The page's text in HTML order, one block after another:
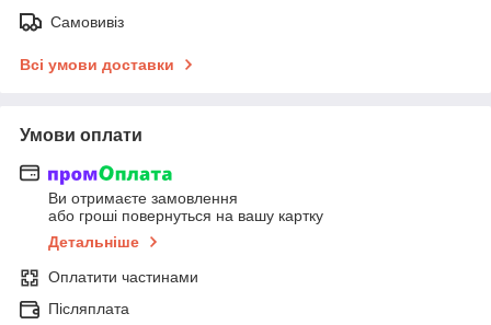
Самовивіз
Всі умови доставки
Умови оплати
Ви отримаєте замовлення
або гроші повернуться на вашу картку
Детальніше
Оплатити частинами
Післяплата